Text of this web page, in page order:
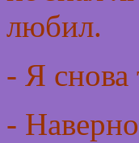
любил.
- Я снова
-